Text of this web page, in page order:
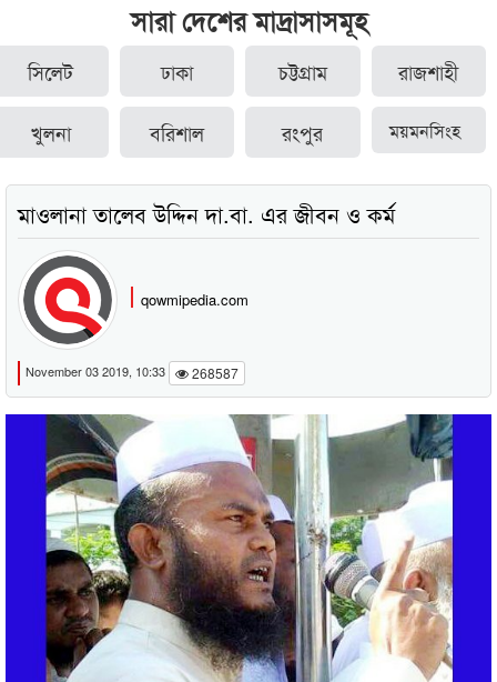
সারা দেশের মাদ্রাসাসমূহ
সিলেট ঢাকা চট্টগ্রাম রাজশাহী
খুলনা বরিশাল রংপুর ময়মনসিংহ
মাওলানা তালেব উদ্দিন দা.বা. এর জীবন ও কর্ম
qowmipedia.com
November 03 2019, 10:33 268587